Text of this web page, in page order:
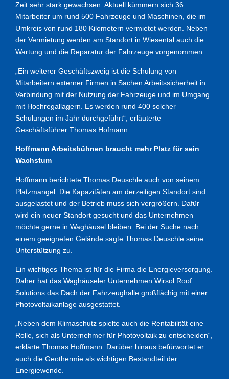
Zeit sehr stark gewachsen. Aktuell kümmern sich 36
Mitarbeiter um rund 500 Fahrzeuge und Maschinen, die im
Umkreis von rund 180 Kilometern vermietet werden. Neben
der Vermietung werden am Standort in Wiesental auch die
Wartung und die Reparatur der Fahrzeuge vorgenommen.
„Ein weiterer Geschäftszweig ist die Schulung von
Mitarbeitern externer Firmen in Sachen Arbeitssicherheit in
Verbindung mit der Nutzung der Fahrzeuge und im Umgang
mit Hochregallagern. Es werden rund 400 solcher
Schulungen im Jahr durchgeführt“, erläuterte
Geschäftsführer Thomas Hofmann.
Hoffmann Arbeitsbühnen braucht mehr Platz für sein
Wachstum
Hoffmann berichtete Thomas Deuschle auch von seinem
Platzmangel: Die Kapazitäten am derzeitigen Standort sind
ausgelastet und der Betrieb muss sich vergrößern. Dafür
wird ein neuer Standort gesucht und das Unternehmen
möchte gerne in Waghäusel bleiben. Bei der Suche nach
einem geeigneten Gelände sagte Thomas Deuschle seine
Unterstützung zu.
Ein wichtiges Thema ist für die Firma die Energieversorgung.
Daher hat das Waghäuseler Unternehmen Wirsol Roof
Solutions das Dach der Fahrzeughalle großflächig mit einer
Photovoltaikanlage ausgestattet.
„Neben dem Klimaschutz spielte auch die Rentabilität eine
Rolle, sich als Unternehmer für Photovoltaik zu entscheiden“,
erklärte Thomas Hoffmann. Darüber hinaus befürwortet er
auch die Geothermie als wichtigen Bestandteil der
Energiewende.